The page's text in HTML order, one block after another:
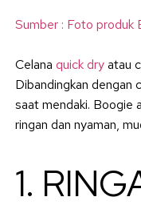
Sumber : Foto produk
Celana quick dryatau
Dibandingkan dengan
saat mendaki. Boogie
ringan dan nyaman,
1.